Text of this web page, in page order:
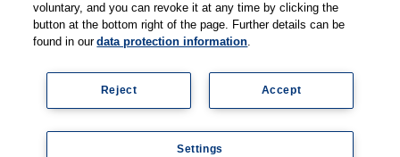
有关Thieme图书翻译及版权业务，请联系：rights@thieme.de
| Thieme-Connect |
© Copyright 2025, 德国蒂墨出版集团（Thieme Publishers）版权
京ICP备19004917号-1
隐私政策
| Imprint
voluntary, and you can revoke it at any time by clicking the
button at the bottom right of the page. Further details can be
found in ourdata protection information.
Accept
Reject
Settings